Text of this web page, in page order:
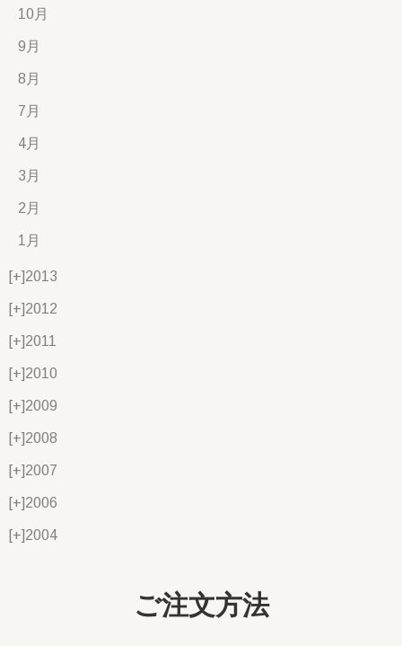
10月
9月
8月
7月
4月
3月
2月
1月
[+]2013
[+]2012
[+]2011
[+]2010
[+]2009
[+]2008
[+]2007
[+]2006
[+]2004
ご注文方法